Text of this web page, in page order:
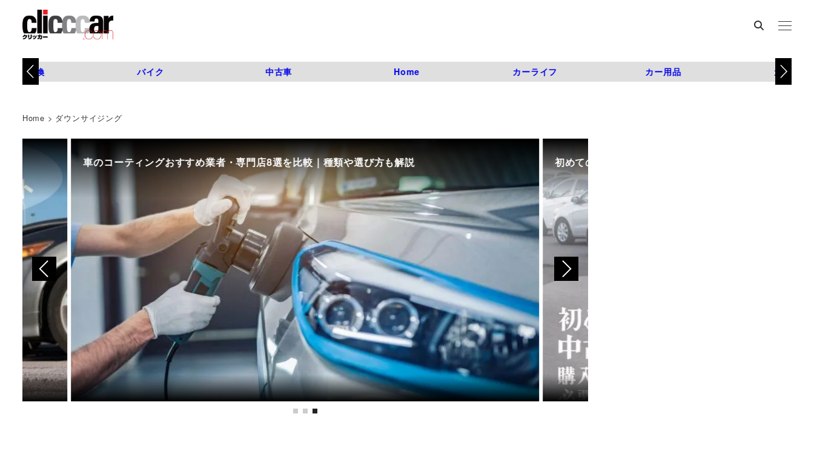
タイヤ交換 バイク 中古車 Home カーライフ カー用品 カスタム
Home > ダウンサイジング
車のコーティングおすすめ業者・専門店8選を比較｜種類や選び方も解説 初めての中古車選び、購入時の流れや必要な書類などに